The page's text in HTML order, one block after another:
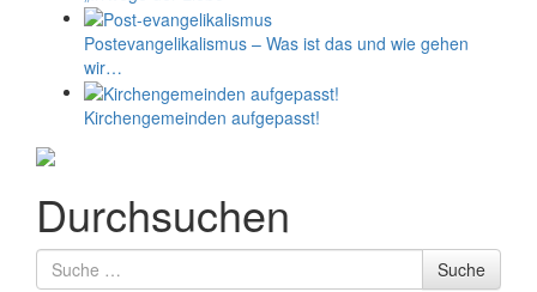
Postevangelikalismus – Was ist das und wie gehen
wir…
Kirchengemeinden aufgepasst!
Durchsuchen
Suche
nach
Suche